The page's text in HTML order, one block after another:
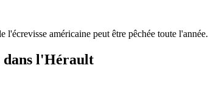
l'écrevisse américaine peut être pêchée toute l'année.
dans l'Hérault